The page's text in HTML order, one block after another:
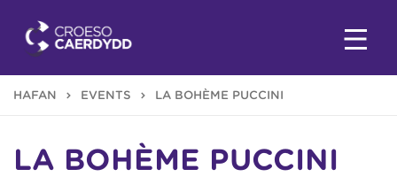
HAFAN EVENTS LA BOHÈME PUCCINI
LA BOHÈME PUCCINI